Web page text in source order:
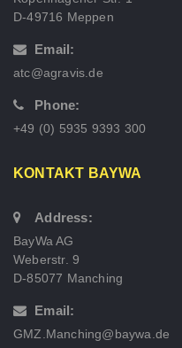
D-49716 Meppen
Email:
atc@agravis.de
Phone:
+49 (0) 5935 9393 300
KONTAKT BAYWA
Address:
BayWa AG
Weberstr. 9
D-85077 Manching
Email:
GMZ.Manching@baywa.de